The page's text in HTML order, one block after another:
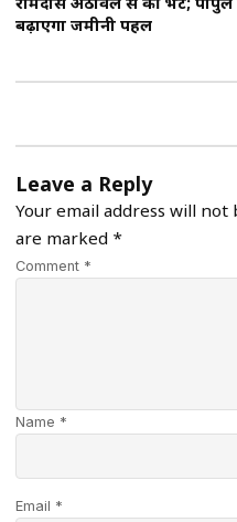
रामदास अठावले से की भेंट; पीपुल
बढ़ाएगा जमीनी पहल
Leave a Reply
Your email address will not
are marked *
Comment *
Name *
Email *